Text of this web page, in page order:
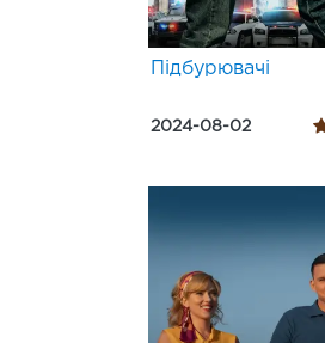
Підбурювачі
2024-08-02